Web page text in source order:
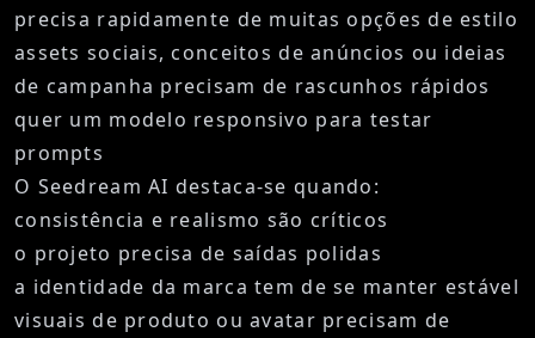
precisa rapidamente de muitas opções de estilo
assets sociais, conceitos de anúncios ou ideias
de campanha precisam de rascunhos rápidos
quer um modelo responsivo para testar
prompts
O Seedream AI destaca-se quando:
consistência e realismo são críticos
o projeto precisa de saídas polidas
a identidade da marca tem de se manter estável
visuais de produto ou avatar precisam de